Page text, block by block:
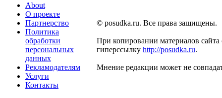
About
О проекте
Партнерство
Политика
обработки
персональных
данных
Рекламодателям
Услуги
Контакты
© posudka.ru. Все права защищены.
При копировании материалов сайта
гиперссылку http://posudka.ru.
Мнение редакции может не